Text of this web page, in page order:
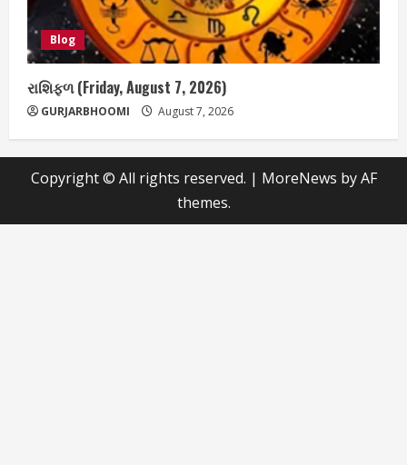
Blog
રાશિફળ (Friday, August 7, 2026)
GURJARBHOOMI August 7, 2026
Copyright © All rights reserved. | MoreNews by AF
themes.